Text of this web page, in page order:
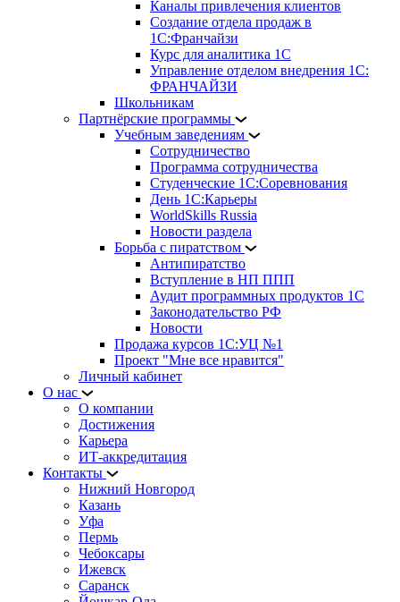
Каналы привлечения клиентов
Создание отдела продаж в
1С:Франчайзи
Курс для аналитика 1С
Управление отделом внедрения 1С:
ФРАНЧАЙЗИ
Школьникам
Партнёрские программы
Учебным заведениям
Сотрудничество
Программа сотрудничества
Студенческие 1С:Соревнования
День 1С:Карьеры
WorldSkills Russia
Новости раздела
Борьба с пиратством
Антипиратство
Вступление в НП ППП
Аудит программных продуктов 1С
Законодательство РФ
Новости
Продажа курсов 1С:УЦ №1
Проект "Мне все нравится"
Личный кабинет
О нас
О компании
Достижения
Карьера
ИТ-аккредитация
Контакты
Нижний Новгород
Казань
Уфа
Пермь
Чебоксары
Ижевск
Саранск